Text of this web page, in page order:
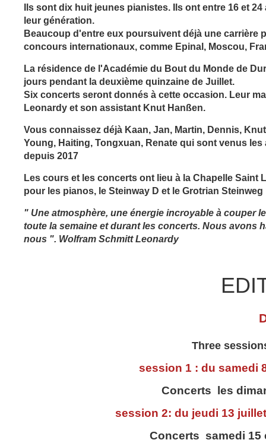
Ils sont dix huit jeunes pianistes. Ils ont entre 16 et
leur génération.
Beaucoup d'entre eux poursuivent déjà une carrière
concours internationaux, comme Epinal, Moscou,
La résidence de l'Académie du Bout du Monde de
jours pendant la deuxième quinzaine de Juillet.
Six concerts seront donnés à cette occasion. Leur
Leonardy et son assistant Knut Hanßen.
Vous connaissez déjà Kaan, Jan, Martin, Dennis,
Young, Haiting, Tongxuan, Renate qui sont venus les
depuis 2017
Les cours et les concerts ont lieu à la Chapelle
pour les pianos, le Steinway D et le Grotrian Steinweg
" Une atmosphère, une énergie incroyable à couper
toute la semaine et durant les concerts. Nous avons
nous ". Wolfram Schmitt Leonardy
Three
session 1 : du samedi
Concerts les
session 2: du jeudi 13
Concerts samedi 15